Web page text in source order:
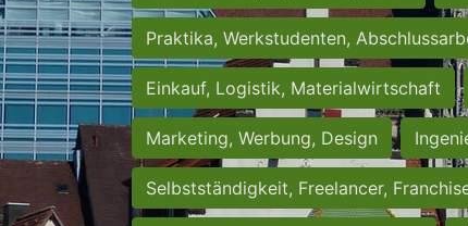
Praktika, Werkstudenten,
Einkauf, Logistik, Materialwirtschaft
Marketing, Werbung, Design
Selbstständigkeit, Freelancer,